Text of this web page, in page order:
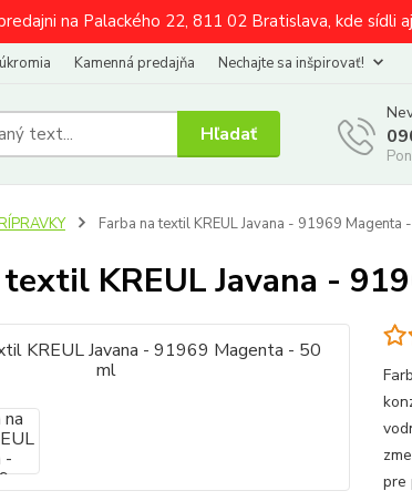
na Palackého 22, 811 02 Bratislava, kde sídli
Kamenná predajňa Nechajte sa inšpirovať!
Hľadať
Farba na textil KREUL Javana - 91969 Magenta
textil KREUL Javana -
pre